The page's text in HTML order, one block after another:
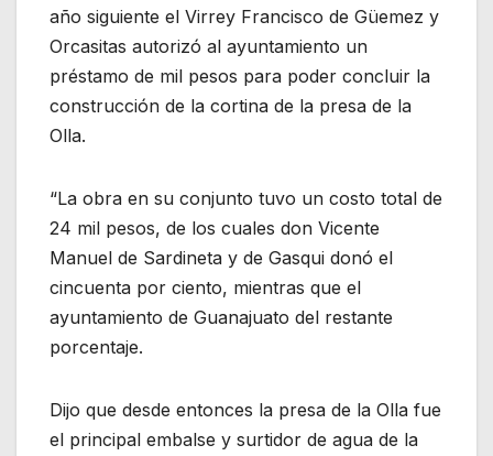
año siguiente el Virrey Francisco de Güemez y
Orcasitas autorizó al ayuntamiento un
préstamo de mil pesos para poder concluir la
construcción de la cortina de la presa de la
Olla.
“La obra en su conjunto tuvo un costo total de
24 mil pesos, de los cuales don Vicente
Manuel de Sardineta y de Gasqui donó el
cincuenta por ciento, mientras que el
ayuntamiento de Guanajuato del restante
porcentaje.
Dijo que desde entonces la presa de la Olla fue
el principal embalse y surtidor de agua de la